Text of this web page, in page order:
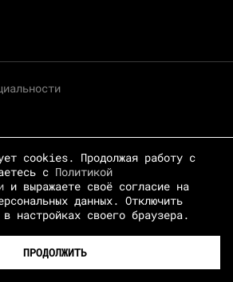
права защищены
cookies. Продолжая работу с
с Политикой
и выражаете своё согласие на
данных. Отключить
настройках своего браузера.
ПРОДОЛЖИТЬ